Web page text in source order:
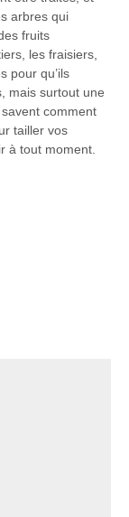
arbres qui
fruits
les fraisiers,
pour qu’ils
mais surtout une
comment
tailler vos
à tout moment.